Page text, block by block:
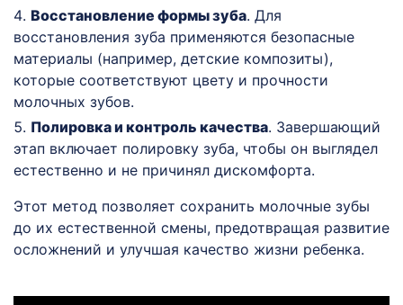
Восстановление формы зуба. Для
восстановления зуба применяются безопасные
материалы (например, детские композиты),
которые соответствуют цвету и прочности
молочных зубов.
Полировка и контроль качества. Завершающий
этап включает полировку зуба, чтобы он выглядел
естественно и не причинял дискомфорта.
Этот метод позволяет сохранить молочные зубы
до их естественной смены, предотвращая развитие
осложнений и улучшая качество жизни ребенка.